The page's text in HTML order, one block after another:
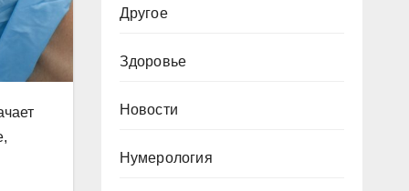
Другое
Здоровье
Новости
Нумерология